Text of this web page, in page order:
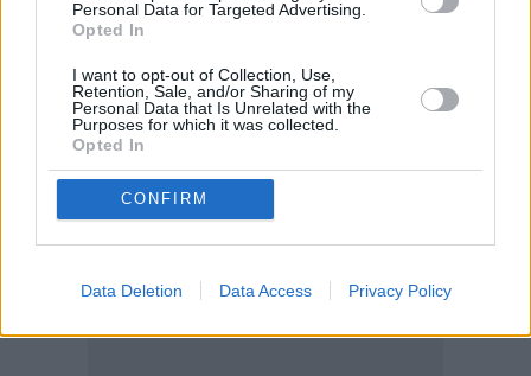
Personal Data for Targeted Advertising.
Opted In
I want to opt-out of Collection, Use,
Retention, Sale, and/or Sharing of my
Personal Data that Is Unrelated with the
Purposes for which it was collected.
Opted In
CONFIRM
Data Deletion Data Access Privacy Policy